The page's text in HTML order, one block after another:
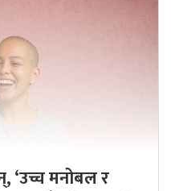
‘उच्च मनोबल र